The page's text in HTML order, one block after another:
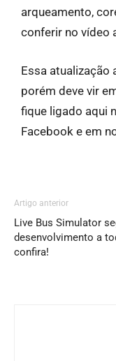
arqueamento,
conferir no vídeo
Essa atualização
porém deve vir
fique ligado aqui
Facebook e em
Artigo anterior
Live Bus Simulator
desenvolvimento a
confira!